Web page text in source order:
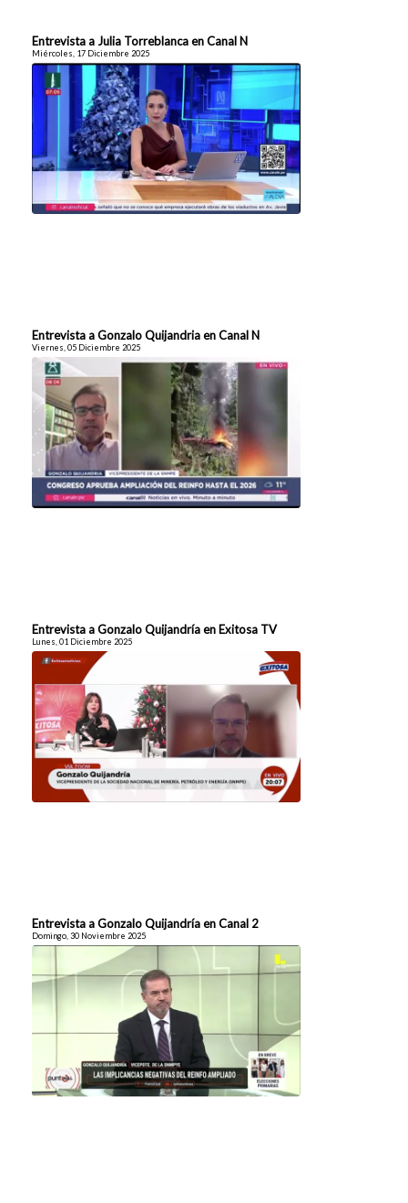
Entrevista a Julia Torreblanca en Canal N
Miércoles, 17 Diciembre 2025
Entrevista a Gonzalo Quijandria en Canal N
Viernes, 05 Diciembre 2025
Entrevista a Gonzalo Quijandría en Exitosa TV
Lunes, 01 Diciembre 2025
Entrevista a Gonzalo Quijandría en Canal 2
Domingo, 30 Noviembre 2025